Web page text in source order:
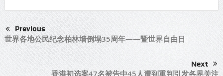
Previous
世界各地公民纪念柏林墙倒塌35周年——暨世界自由日
Next
香港初选案47名被告中45人遭到重判引发各界关注